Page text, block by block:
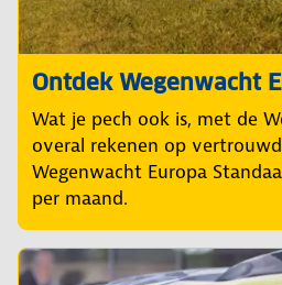
Ontdek Wegenwacht
Wat je pech ook is, met de
overal rekenen op
Wegenwacht Europa
per maand.